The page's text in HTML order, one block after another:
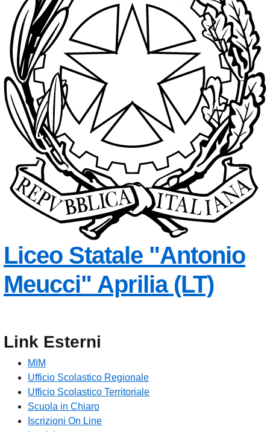
Liceo Statale "Antonio
Meucci" Aprilia (LT)
Link Esterni
MIM
Ufficio Scolastico Regionale
Ufficio Scolastico Territoriale
Scuola in Chiaro
Iscrizioni On Line